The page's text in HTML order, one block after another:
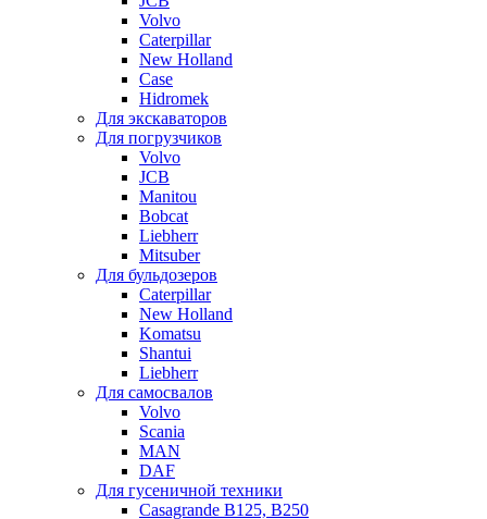
Volvo
Caterpillar
New Holland
Case
Hidromek
Для экскаваторов
Для погрузчиков
Volvo
JCB
Manitou
Bobcat
Liebherr
Mitsuber
Для бульдозеров
Caterpillar
New Holland
Komatsu
Shantui
Liebherr
Для самосвалов
Volvo
Scania
MAN
DAF
Для гусеничной техники
Casagrande B125, B250